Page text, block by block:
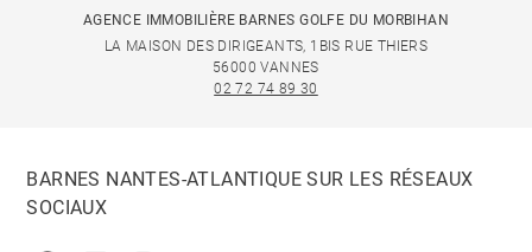
AGENCE IMMOBILIÈRE BARNES GOLFE DU MORBIHAN
LA MAISON DES DIRIGEANTS, 1BIS RUE THIERS
56000 VANNES
02 72 74 89 30
BARNES NANTES-ATLANTIQUE SUR LES RÉSEAUX
SOCIAUX